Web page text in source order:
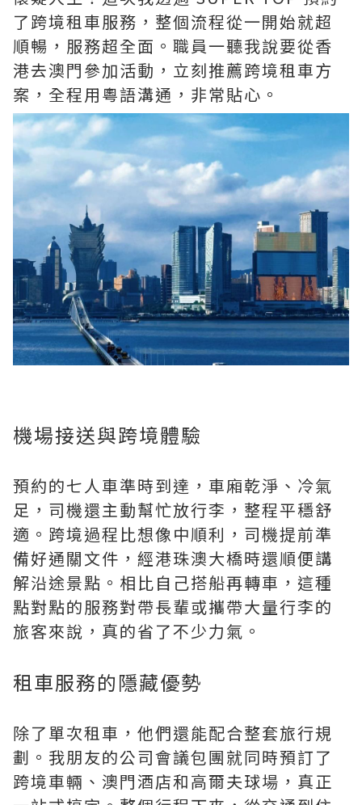
了跨境租車服務，整個流程從一開始就超
順暢，服務超全面。職員一聽我說要從香
港去澳門參加活動，立刻推薦跨境租車方
案，全程用粵語溝通，非常貼心。
機場接送與跨境體驗
預約的七人車準時到達，車廂乾淨、冷氣
足，司機還主動幫忙放行李，整程平穩舒
適。跨境過程比想像中順利，司機提前準
備好通關文件，經港珠澳大橋時還順便講
解沿途景點。相比自己搭船再轉車，這種
點對點的服務對帶長輩或攜帶大量行李的
旅客來說，真的省了不少力氣。
租車服務的隱藏優勢
除了單次租車，他們還能配合整套旅行規
劃。我朋友的公司會議包團就同時預訂了
跨境車輛、澳門酒店和高爾夫球場，真正